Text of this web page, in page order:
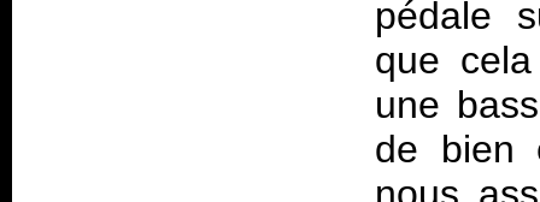
pédale
que
une
de bien